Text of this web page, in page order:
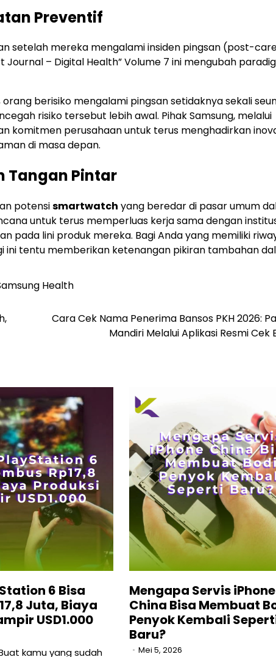
Preventif
setelah mereka mengalami insiden pingsan (post-
Journal – Digital Health” Volume 7 ini mengubah
berisiko mengalami pingsan setidaknya sekali
risiko tersebut lebih awal. Pihak Samsung, melalui
komitmen perusahaan untuk terus menghadirkan
di masa depan.
Tangan Pintar
potensismartwatch yang beredar di pasar umum
untuk terus memperluas kerja sama dengan
pada lini produk mereka. Bagi Anda yang memiliki
ini tentu memberikan ketenangan pikiran tambahan
Health
Cara Cek Nama Penerima Bansos PKH 2026:
Mandiri Melalui Aplikasi Resmi Cek
6 Bisa
Juta, Biaya
USD1.000
kamu yang sudah
Mengapa Servis iPhone
China Bisa Membuat
Penyok Kembali
Baru?
Mei 5, 2026